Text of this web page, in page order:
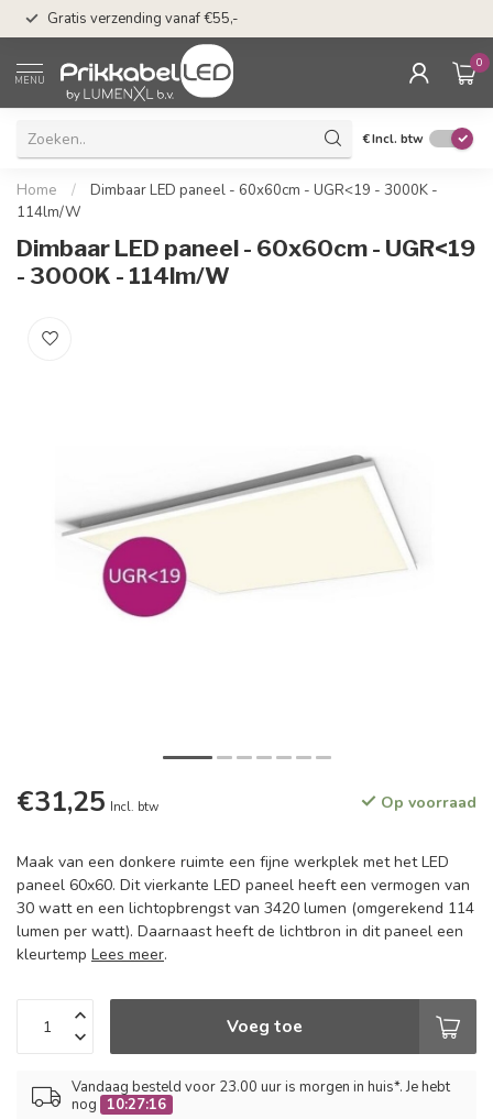
Gratis verzending vanaf €55,-
MENU
0
€Incl. btw
Home /
Dimbaar LED paneel - 60x60cm - UGR<19 - 3000K -
114lm/W
Dimbaar LED paneel - 60x60cm - UGR<19
- 3000K - 114lm/W
€31,25 Incl. btw Op voorraad
Maak van een donkere ruimte een fijne werkplek met het LED
paneel 60x60. Dit vierkante LED paneel heeft een vermogen van
30 watt en een lichtopbrengst van 3420 lumen (omgerekend 114
lumen per watt). Daarnaast heeft de lichtbron in dit paneel een
kleurtemp Lees meer.
Voeg toe
Vandaag besteld voor 23.00 uur is morgen in huis*. Je hebt
nog
10:27:16